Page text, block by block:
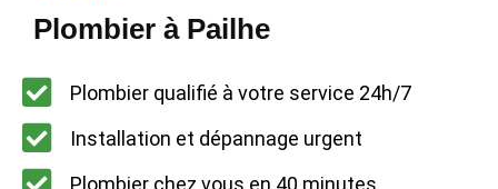
Plombier à Pailhe
Plombier qualifié à votre service 24h/7
Installation et dépannage urgent
Plombier chez vous en 40 minutes